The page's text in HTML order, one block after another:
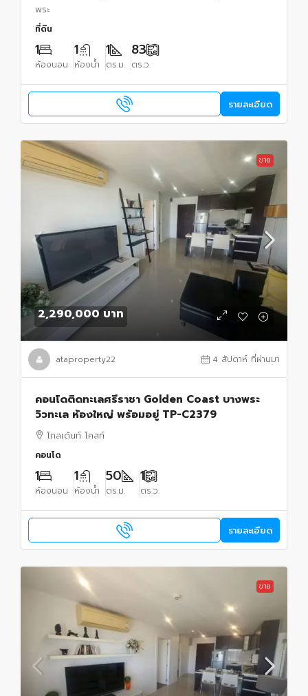
พระ
ที่ดิน
1
ห้องนอน
1
ห้องน้ำ
1
ตร.ม.
83
ตร.ว.
รายละเอียด
ขาย
2,290,000 บาท
ataproperty22 4 สัปดาห์ ที่ผ่านมา
คอนโดติดทะเลศรีราชา Golden Coast บางพระ
วิวทะเล ห้องใหญ่ พร้อมอยู่ TP-C2379
โกลเด้นท์ โคสท์
คอนโด
1
ห้องนอน
1
ห้องน้ำ
50
ตร.ม.
1
ตร.ว.
รายละเอียด
ขาย